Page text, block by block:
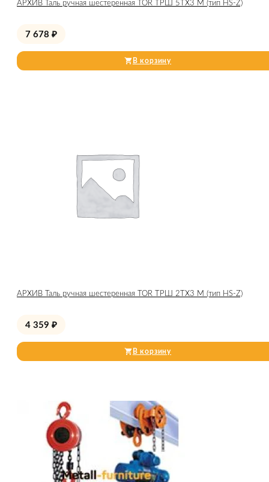
АРХИВ Таль ручная шестеренная TOR ТРШ 5ТХ3 М (тип HS-Z)
7 678 ₽
В корзину
АРХИВ Таль ручная шестеренная TOR ТРШ 2ТХ3 М (тип HS-Z)
4 359 ₽
В корзину